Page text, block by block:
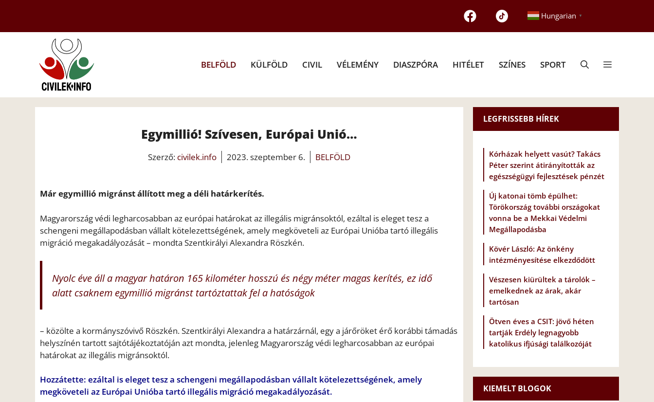
tartalomba
Hungarian ▼
BELFÖLD KÜLFÖLD CIVIL VÉLEMÉNY DIASZPÓRA HITÉLET SZÍNES SPORT
Egymillió! Szívesen, Európai Unió…
Szerző: civilek.info 2023. szeptember 6. BELFÖLD
Már egymillió migránst állított meg a déli határkerítés.
Magyarország védi legharcosabban az európai határokat az illegális migránsoktól, ezáltal is eleget tesz a
schengeni megállapodásban vállalt kötelezettségének, amely megköveteli az Európai Unióba tartó illegális
migráció megakadályozását – mondta Szentkirályi Alexandra Röszkén.
Nyolc éve áll a magyar határon 165 kilométer hosszú és négy méter magas kerítés, ez idő
alatt csaknem egymillió migránst tartóztattak fel a hatóságok
– közölte a kormányszóvivő Röszkén. Szentkirályi Alexandra a határzárnál, egy a járőröket érő korábbi támadás
helyszínén tartott sajtótájékoztatóján azt mondta, jelenleg Magyarország védi legharcosabban az európai
határokat az illegális migránsoktól.
Hozzátette: ezáltal is eleget tesz a schengeni megállapodásban vállalt kötelezettségének, amely
megköveteli az Európai Unióba tartó illegális migráció megakadályozását.
LEGFRISSEBB HÍREK
Kórházak helyett vasút? Takács
Péter szerint átirányították az
egészségügyi fejlesztések pénzét
Új katonai tömb épülhet:
Törökország további országokat
vonna be a Mekkai Védelmi
Megállapodásba
Kövér László: Az önkény
intézményesítése elkezdődött
Vészesen kiürültek a tárolók –
emelkednek az árak, akár
tartósan
Ötven éves a CSIT: jövő héten
tartják Erdély legnagyobb
katolikus ifjúsági találkozóját
KIEMELT BLOGOK